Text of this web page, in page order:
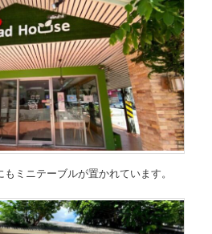
ミニテーブルが置かれています。